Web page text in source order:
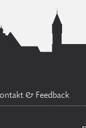
& Feedback